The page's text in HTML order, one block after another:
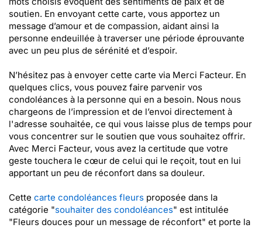
soutien. En envoyant cette carte, vous apportez un
message d’amour et de compassion, aidant ainsi la
personne endeuillée à traverser une période éprouvante
avec un peu plus de sérénité et d’espoir.
N’hésitez pas à envoyer cette carte via Merci Facteur. En
quelques clics, vous pouvez faire parvenir vos
condoléances à la personne qui en a besoin. Nous nous
chargeons de l’impression et de l’envoi directement à
l'adresse souhaitée, ce qui vous laisse plus de temps pour
vous concentrer sur le soutien que vous souhaitez offrir.
Avec Merci Facteur, vous avez la certitude que votre
geste touchera le cœur de celui qui le reçoit, tout en lui
apportant un peu de réconfort dans sa douleur.
Cette carte condoléances fleurs proposée dans la
catégorie "souhaiter des condoléances" est intitulée
"Fleurs douces pour un message de réconfort" et porte la